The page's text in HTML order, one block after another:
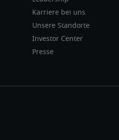
Karriere bei uns
Unsere Standorte
Investor Center
Presse